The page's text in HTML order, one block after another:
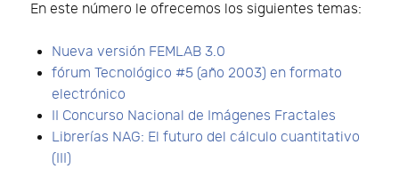
En este número le ofrecemos los siguientes temas:
Nueva versión FEMLAB 3.0
fórum Tecnológico #5 (año 2003) en formato
electrónico
II Concurso Nacional de Imágenes Fractales
Librerías NAG: El futuro del cálculo cuantitativo
(III)